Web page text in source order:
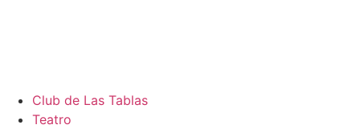
Club de Las Tablas
Teatro